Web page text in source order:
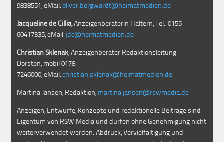
9838551, eMail:oliver.borgwardt@heimatmedien.de
Jacqueline de Cillia,Anzeigenberaterin Haltern, Tel.: 0155
60417335, eMail: jdc@heimatmedien.de
Christian Sklenak, Anzeigenberater Redaktionsleitung
Dorsten, mobil0178-
7246000, eMail:christian.sklenak@heimatmedien.de
Martina Jansen, Redaktion, martina.jansen@rswmedia.de
Anzeigen, Entwürfe, Konzepte und redaktionelle Beiträge sind
Eigentum von RSW Media und dürfen ohne Genehmigung nicht
weiterverwendet werden. Abdruck, Vervielfältigung und